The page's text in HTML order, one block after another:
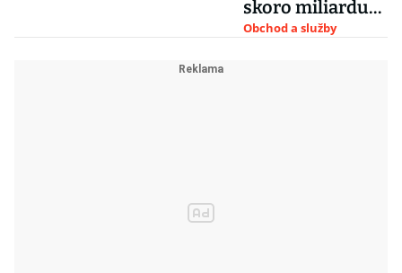
skoro miliardu
korun. Frčí první
Obchod a služby